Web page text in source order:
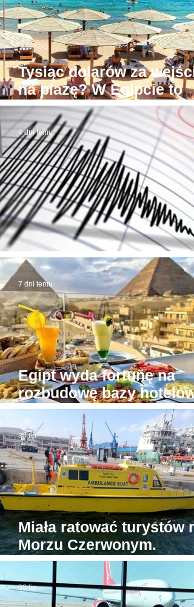
Tysiąc dolarów za
na plażę? W Egipcie to
możliwe! Stąd awantury
Trzęsienie ziemi w
4 dni temu
Egipt wyda fortunę na
rozbudowę bazy
wokół Piramid w Gizie
7 dni temu
Miała ratować turystów
Morzu Czerwonym.
Tymczasem jedyna
egipska karetka wodna...
stoi w porcie
30 lip
30 lip